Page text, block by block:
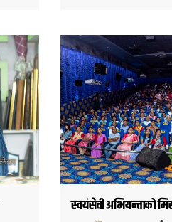
स्वयंसेवी अभियन्ताको